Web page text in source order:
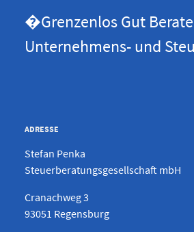
�Grenzenlos Gut
Unternehmens- und
ADRESSE
Stefan Penka
Steuerberatungsgesellschaft mbH
Cranachweg 3
93051 Regensburg